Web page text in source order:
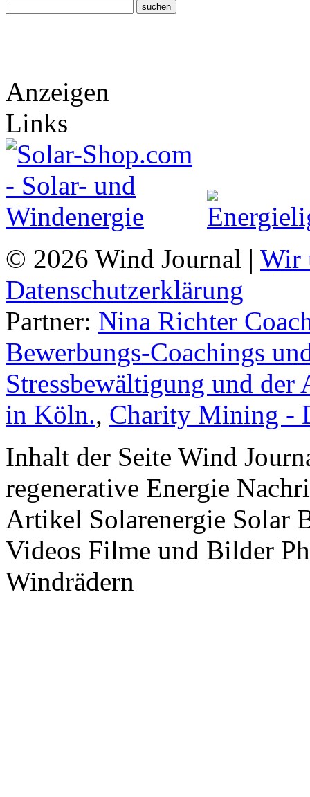
Anzeigen
Links
© 2026 Wind Journal | Wir
Datenschutzerklärung
Partner: Nina Richter
Bewerbungs-Coachings
Stressbewältigung und
in Köln., Charity Mining -
Inhalt der Seite Wind
regenerative Energie
Artikel Solarenergie Solar
Videos Filme und Bilder
Windrädern